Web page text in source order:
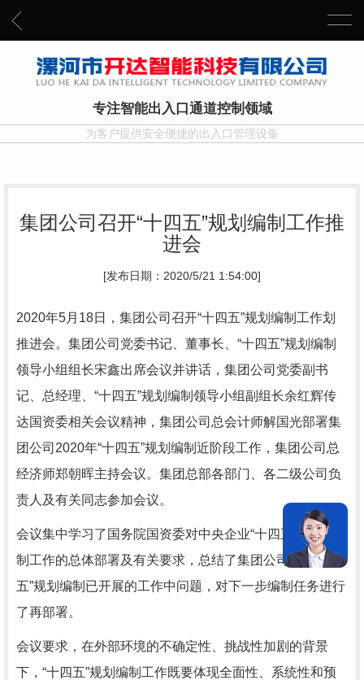
专注智能出入口通道控制领域
为客户提供安全便捷的出入口管理设备
集团公司召开“十四五”规划编制工作推
进会
[发布日期：2020/5/21 1:54:00]
2020年5月18日，集团公司召开“十四五”规划编制工作划
推进会。集团公司党委书记、董事长、“十四五”规划编制
领导小组组长宋鑫出席会议并讲话，集团公司党委副书
记、总经理、“十四五”规划编制领导小组副组长余红辉传
达国资委相关会议精神，集团公司总会计师解国光部署集
团公司2020年“十四五”规划编制近阶段工作，集团公司总
经济师郑朝晖主持会议。集团总部各部门、各二级公司负
责人及有关同志参加会议。
会议集中学习了国务院国资委对中央企业“十四五”规划编
制工作的总体部署及有关要求，总结了集团公司“十四
五”规划编制已开展的工作中问题，对下一步编制任务进行
了再部署。
会议要求，在外部环境的不确定性、挑战性加剧的背景
下，“十四五”规划编制工作既要体现全面性、系统性和预